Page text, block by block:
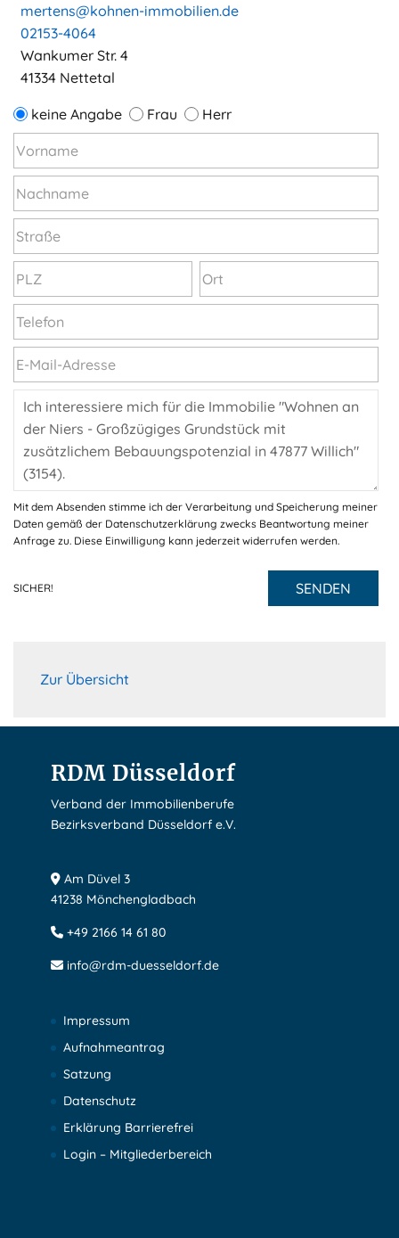
mertens@kohnen-immobilien.de
02153-4064
Wankumer Str. 4
41334 Nettetal
keine Angabe Frau Herr
Mit dem Absenden stimme ich der Verarbeitung und Speicherung meiner
Daten gemäß der Datenschutzerklärung zwecks Beantwortung meiner
Anfrage zu. Diese Einwilligung kann jederzeit widerrufen werden.
SICHER! SENDEN
Zur Übersicht
RDM Düsseldorf
Verband der Immobilienberufe
Bezirksverband Düsseldorf e.V.
Am Düvel 3
41238 Mönchengladbach
+49 2166 14 61 80
info@rdm-duesseldorf.de
Impressum
Aufnahmeantrag
Satzung
Datenschutz
Erklärung Barrierefrei
Login – Mitgliederbereich